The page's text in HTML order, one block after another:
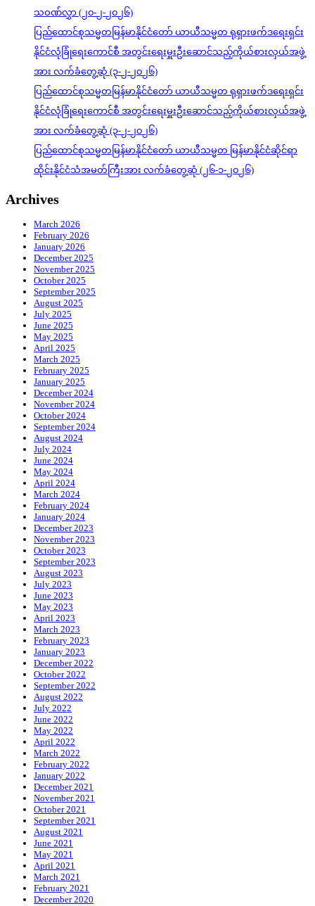
သဝဏ်လွှာ (၂၀-၂-၂၀၂၆)
ပြည်ထောင်စုသမ္မတမြန်မာနိုင်ငံတော် ယာယီသမ္မတ ရုရှားဖက်ဒရေးရှင်း
နိုင်ငံလုံခြုံရေးကောင်စီ အတွင်းရေးမှူးဦးဆောင်သည့်ကိုယ်စားလှယ်အဖွဲ့
အား လက်ခံတွေ့ဆုံ (၃-၂-၂၀၂၆)
ပြည်ထောင်စုသမ္မတမြန်မာနိုင်ငံတော် ယာယီသမ္မတ ရုရှားဖက်ဒရေးရှင်း
နိုင်ငံလုံခြုံရေးကောင်စီ အတွင်းရေးမှူးဦးဆောင်သည့်ကိုယ်စားလှယ်အဖွဲ့
အား လက်ခံတွေ့ဆုံ (၃-၂-၂၀၂၆)
ပြည်ထောင်စုသမ္မတမြန်မာနိုင်ငံတော် ယာယီသမ္မတ မြန်မာနိုင်ငံဆိုင်ရာ
ထိုင်းနိုင်ငံသံအမတ်ကြီးအား လက်ခံတွေ့ဆုံ (၂၆-၁-၂၀၂၆)
Archives
March 2026
February 2026
January 2026
December 2025
November 2025
October 2025
September 2025
August 2025
July 2025
June 2025
May 2025
April 2025
March 2025
February 2025
January 2025
December 2024
November 2024
October 2024
September 2024
August 2024
July 2024
June 2024
May 2024
April 2024
March 2024
February 2024
January 2024
December 2023
November 2023
October 2023
September 2023
August 2023
July 2023
June 2023
May 2023
April 2023
March 2023
February 2023
January 2023
December 2022
October 2022
September 2022
August 2022
July 2022
June 2022
May 2022
April 2022
March 2022
February 2022
January 2022
December 2021
November 2021
October 2021
September 2021
August 2021
June 2021
May 2021
April 2021
March 2021
February 2021
December 2020